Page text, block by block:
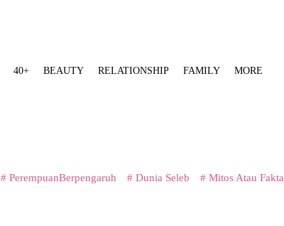
40+ BEAUTY RELATIONSHIP FAMILY MORE
# PerempuanBerpengaruh # Dunia Seleb # Mitos Atau Fakta